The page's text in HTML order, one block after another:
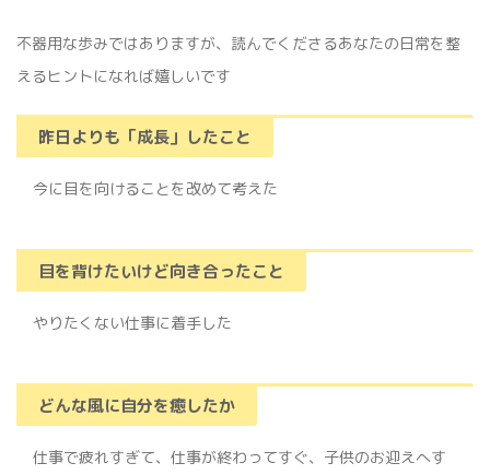
不器用な歩みではありますが、読んでくださるあなたの日常を整
えるヒントになれば嬉しいです
昨日よりも「成長」したこと
今に目を向けることを改めて考えた
目を背けたいけど向き合ったこと
やりたくない仕事に着手した
どんな風に自分を癒したか
仕事で疲れすぎて、仕事が終わってすぐ、子供のお迎えへす